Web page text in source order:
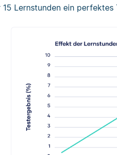
15 Lernstunden ein perfektes